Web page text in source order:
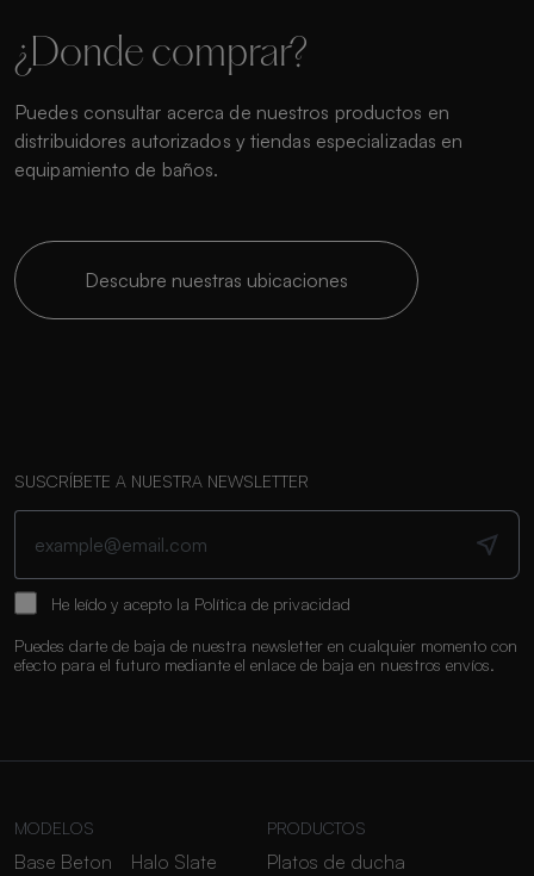
¿Donde comprar?
Puedes consultar acerca de nuestros productos en
distribuidores autorizados y tiendas especializadas en
equipamiento de baños.
Descubre nuestras ubicaciones
SUSCRÍBETE A NUESTRA NEWSLETTER
He leído y acepto la Política de privacidad
Puedes darte de baja de nuestra newsletter en cualquier momento con
efecto para el futuro mediante el enlace de baja en nuestros envíos.
MODELOS
Base Beton
Halo Slate
PRODUCTOS
Platos de ducha